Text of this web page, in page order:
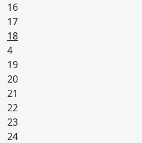
16
17
18Pyhäpäivä
4
19
20
21
22
23
24